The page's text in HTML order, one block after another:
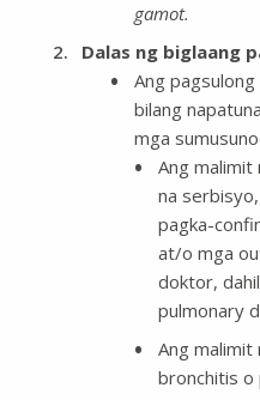
gamot.
Dalas ng biglaang
Ang
bilang
mga
Ang malimit
na
pagka-
at/o mga
doktor,
pulmonary
Ang malimit
bronchitis o